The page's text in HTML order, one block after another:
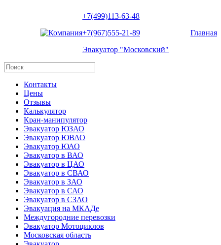
+7(499)113-63-48
+7(967)555-21-89
Эвакуатор "Московский"
Главная
Контакты
Цены
Отзывы
Калькулятор
Кран-манипулятор
Эвакуатор ЮЗАО
Эвакуатор ЮВАО
Эвакуатор ЮАО
Эвакуатор в ВАО
Эвакуатор в ЦАО
Эвакуатор в СВАО
Эвакуатор в ЗАО
Эвакуатор в САО
Эвакуатор в СЗАО
Эвакуация на МКАДе
Междугородние перевозки
Эвакуатор Мотоциклов
Московская область